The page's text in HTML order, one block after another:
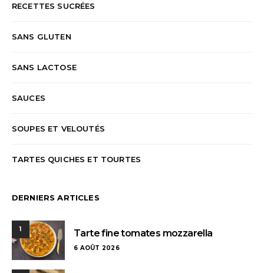
RECETTES SUCRÉES
SANS GLUTEN
SANS LACTOSE
SAUCES
SOUPES ET VELOUTÉS
TARTES QUICHES ET TOURTES
DERNIERS ARTICLES
1 Tarte fine tomates mozzarella
6 AOÛT 2026